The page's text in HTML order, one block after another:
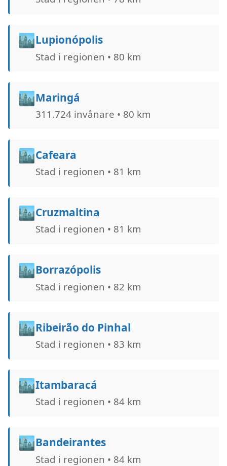
🏙️Lupionópolis
Stad i regionen • 80 km
🏙️Maringá
311.724 invånare • 80 km
🏙️Cafeara
Stad i regionen • 81 km
🏙️Cruzmaltina
Stad i regionen • 81 km
🏙️Borrazópolis
Stad i regionen • 82 km
🏙️Ribeirão do Pinhal
Stad i regionen • 83 km
🏙️Itambaracá
Stad i regionen • 84 km
🏙️Bandeirantes
Stad i regionen • 84 km